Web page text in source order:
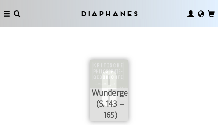
Diaphanes
Wundergeschichte
(S. 143 –
165)